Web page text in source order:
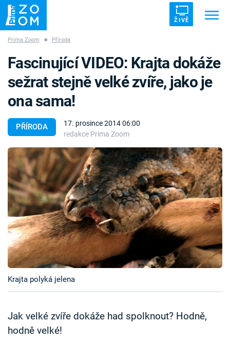
ŽIVĚ
ZÁHADY VETŘELCI DÁVNOVĚKU
Témata
Témata
Pořady
TV Program
Časopis
Sledujte prima+
Sledujte nás
Prima Zoom ■ Příroda
PŘÍRODA
17. prosince 2014 06:00
redakce Prima Zoom
Fascinující VIDEO: Krajta dokáže
sežrat stejně velké zvíře, jako je
ona sama!
Krajta polyká jelena
Jak velké zvíře dokáže had spolknout? Hodně,
hodně velké!